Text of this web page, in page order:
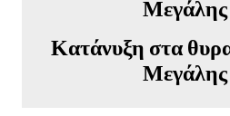
Κατάνυξη στα
Μεγάλης